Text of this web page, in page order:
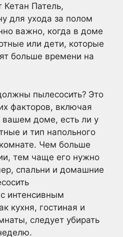
Патель,
для ухода за полом
важно, когда в доме
или дети, которые
больше времени на
пылесосить? Это
факторов, включая
вашем доме, есть ли у
и тип напольного
Чем больше
тем чаще его нужно
спальни и домашние
интенсивным
кухня, гостиная и
следует убирать